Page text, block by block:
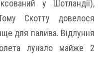
у Шотландії),
Скотту довелося
для палива. Відлуння
лунало майже 2